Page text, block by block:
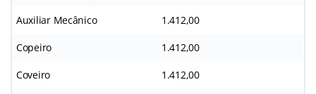
Auxiliar Mecânico 1.412,00
Copeiro 1.412,00
Coveiro 1.412,00